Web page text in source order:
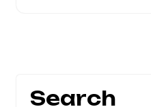
Search